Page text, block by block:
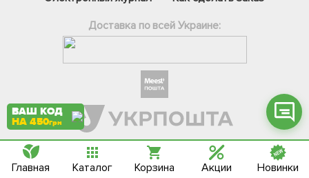
Доставка по всей Украине:
Варианты онлайн оплаты:
Інстаграм
ВАШ КОД
НА 450грн
Главная Каталог Корзина Акции Новинки